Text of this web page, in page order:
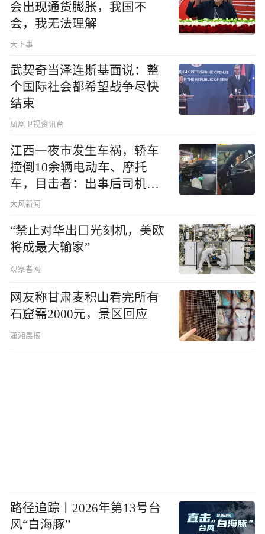
会出现通货膨胀，我国不
会，我无法理解
天下事
武契奇当泽连斯基面说：整
个国际社会都希望战争尽快
结束
凤凰卫视资讯台
江西一夜市发生车祸，轿车
撞倒10余辆电动车、摩托
车，目击者：出事后司机一
直坐车里
大风新闻
“禁止对华出口光刻机，美欧
将成最大输家”
观察者网
网友称甘肃麦积山看完所有
石窟需2000元，景区回应
潇湘晨报
路径追踪丨2026年第13号台
风“白海豚”